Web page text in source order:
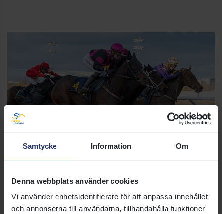
Samtycke Information Om
Denna webbplats använder cookies
Vi använder enhetsidentifierare för att anpassa innehållet
och annonserna till användarna, tillhandahålla funktioner
Spurtade hem 85 000 kronor